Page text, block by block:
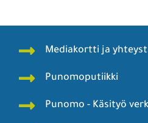
Mediakortti ja
Punomoputiikki
Punomo - Käsityö